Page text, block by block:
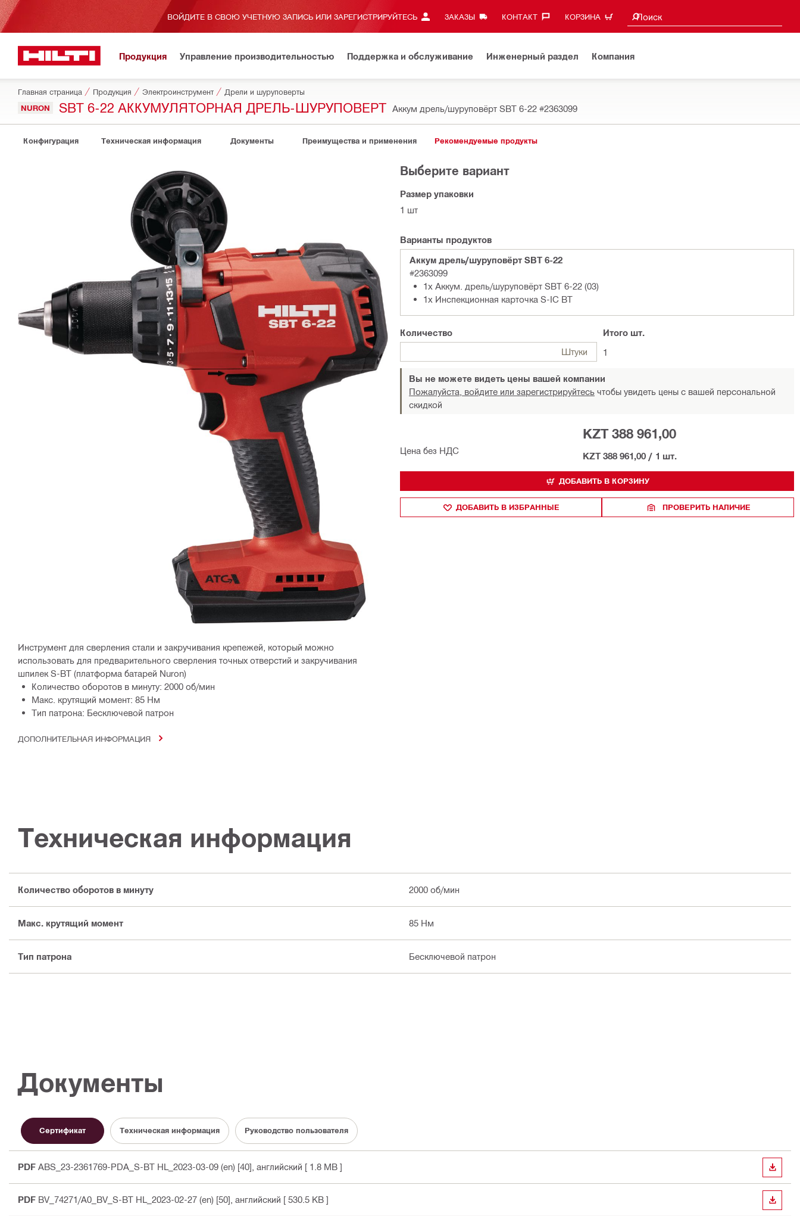
ВОЙДИТЕ В СВОЮ УЧЕТНУЮ ЗАПИСЬ ИЛИ ЗАРЕГИСТРИРУЙТЕСЬ ЗАКАЗЫ КОНТАКТ‎ КОРЗИНА Поиск
Поиск предложений
Продукция Управление производительностью Поддержка и обслуживание Инженерный раздел Компания
Главная страница Продукция Электроинструмент Дрели и шуруповерты
NURON SBT 6-22 АККУМУЛЯТОРНАЯ ДРЕЛЬ-ШУРУПОВЕРТ Аккум дрель/шуруповёрт SBT 6-22 #2363099
Конфигурация Техническая информация Документы Преимущества и применения Рекомендуемые продукты
Инструмент для сверления стали и закручивания крепежей, который можно
использовать для предварительного сверления точных отверстий и закручивания
шпилек S-BT (платформа батарей Nuron)
Количество оборотов в минуту: 2000 об/мин
Макс. крутящий момент: 85 Нм
Тип патрона: Бесключевой патрон
ДОПОЛНИТЕЛЬНАЯ ИНФОРМАЦИЯ
Выберите вариант
Размер упаковки
1 шт
Варианты продуктов
Аккум дрель/шуруповёрт SBT 6-22
#2363099
1x Аккум. дрель/шуруповёрт SBT 6-22 (03)
1x Инспекционная карточка S-IC BT
Количество
Штуки
Итого шт.
1
Вы не можете видеть цены вашей компании
Пожалуйста, войдите или зарегистрируйтесь чтобы увидеть цены с вашей персональной
скидкой
Цена без НДС
KZT 388 961,00
KZT 388 961,00 / 1 шт.
ДОБАВИТЬ В КОРЗИНУ
ДОБАВИТЬ В ИЗБРАННЫЕ ПРОВЕРИТЬ НАЛИЧИЕ
Техническая информация
Количество оборотов в минуту 2000 об/мин
Макс. крутящий момент 85 Нм
Тип патрона Бесключевой патрон
Документы
Сертификат Техническая информация Руководство пользователя
PDF ABS_23-2361769-PDA_S-BT HL_2023-03-09 (en) [40] , английский [ 1.8 MB ]
PDF BV_74271/A0_BV_S-BT HL_2023-02-27 (en) [50] , английский [ 530.5 KB ]